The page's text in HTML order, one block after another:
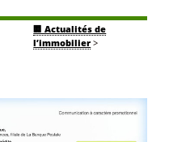
🏢 Actualités de
l’immobilier >